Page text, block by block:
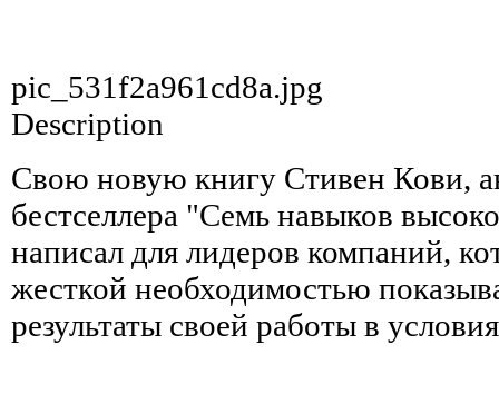
pic_531f2a961cd8a.jpg
Description
Свою новую книгу Стивен Кови,
бестселлера "Семь навыков
написал для лидеров компаний,
жесткой необходимостью
результаты своей работы в